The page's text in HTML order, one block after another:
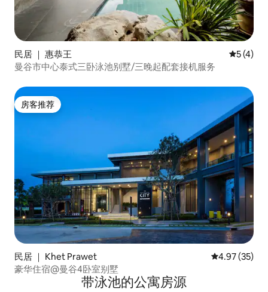
民居 ｜ 惠恭王 平均评分
5 (4)
曼谷市中心泰式三卧泳池别墅/三晚起配套接机服务
房客推荐
房客推荐
民居 ｜ Khet Prawet 平均评分
4.97 (35)
豪华住宿@曼谷4卧室别墅
带泳池的公寓房源